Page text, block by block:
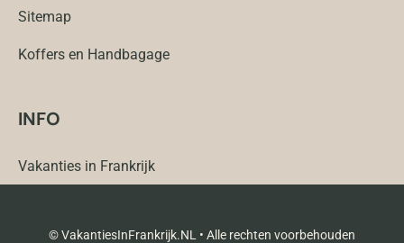
Sitemap
Koffers en Handbagage
INFO
Vakanties in Frankrijk
© VakantiesInFrankrijk.NL • Alle rechten voorbehouden